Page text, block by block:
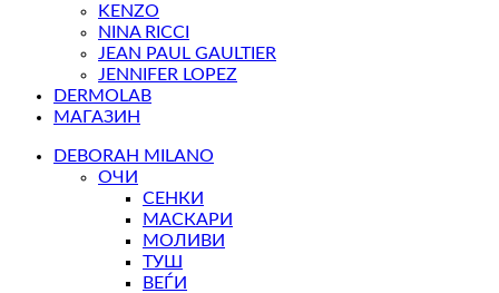
KENZO
NINA RICCI
JEAN PAUL GAULTIER
JENNIFER LOPEZ
DERMOLAB
МАГАЗИН
DEBORAH MILANO
ОЧИ
СЕНКИ
МАСКАРИ
МОЛИВИ
ТУШ
ВЕЃИ